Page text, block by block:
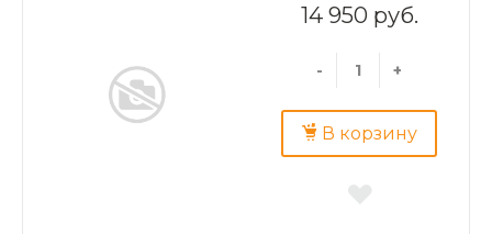
14 950 руб.
- +
В корзину